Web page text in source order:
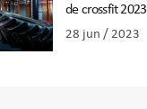
de crossfit 2023
28 jun / 2023